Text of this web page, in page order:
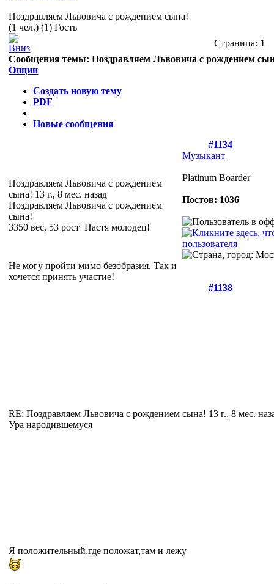
Поздравляем Львовича с рождением сына!
(1 чел.) (1) Гость
Страница: 1
Сообщения темы: Поздравляем Львовича с рождением
Опции
Создать новую тему
PDF
Новые сообщения
#1134
Поздравляем Львовича с рождением
сына! 13 г., 8 мес. назад
Поздравляем Львовича с рождением
сына!
3350 вес, 53 рост Настя молодец!
Музыкант
Platinum Boarder
Постов: 1036
Не могу пройти мимо безобразия. Так и
хочется принять участие!
#1138
RE: Поздравляем Львовича с рождением сына! 13 г., 8 мес.
Ура народившемуся
Я положительный,где положат,там и лежу